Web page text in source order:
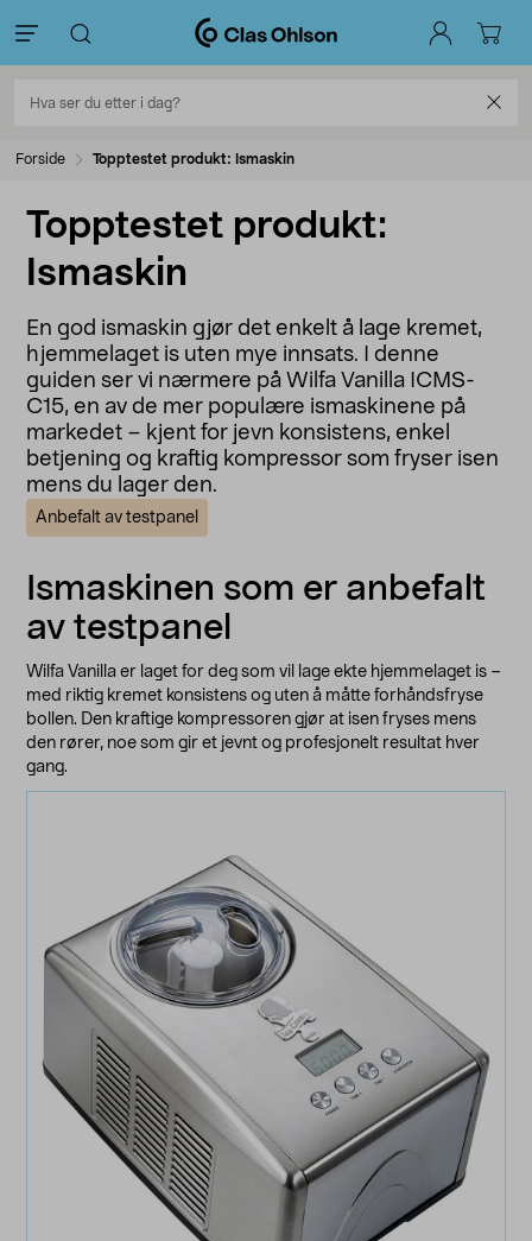
Forside Topptestet produkt: Ismaskin
Topptestet produkt:
Ismaskin
En god ismaskin gjør det enkelt å lage kremet,
hjemmelaget is uten mye innsats. I denne
guiden ser vi nærmere på Wilfa Vanilla ICMS-
C15, en av de mer populære ismaskinene på
markedet – kjent for jevn konsistens, enkel
betjening og kraftig kompressor som fryser isen
mens du lager den.
Anbefalt av testpanel
Ismaskinen som er anbefalt
av testpanel
Wilfa Vanilla er laget for deg som vil lage ekte hjemmelaget is –
med riktig kremet konsistens og uten å måtte forhåndsfryse
bollen. Den kraftige kompressoren gjør at isen fryses mens
den rører, noe som gir et jevnt og profesjonelt resultat hver
gang.